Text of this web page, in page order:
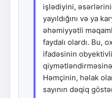
işlədiyini,
yayıldığını və ya
əhəmiyyətli
faydalı olardı. Bu,
ifadəsinin
Həmçinin, həlak
sayının dəqiq